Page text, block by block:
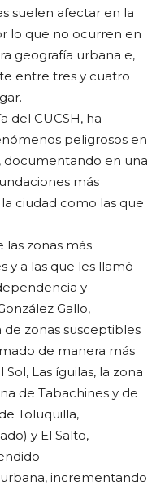
suelen afectar en la
lo que no ocurren en
geografía urbana e,
entre tres y cuatro
del CUCSH, ha
peligrosos en
documentando en una
más
ciudad como las que
zonas más
y a las que les llamó
y
Gallo,
de zonas susceptibles
de manera más
Las íguilas, la zona
de Tabachines y de
Toluquilla,
y El Salto,
incrementando